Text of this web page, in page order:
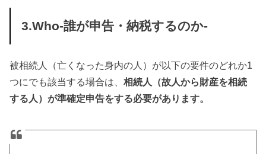
3.Who-誰が申告・納税するのか-
被相続人（亡くなった身内の人）が以下の要件のどれか1
つにでも該当する場合は、相続人（故人から財産を相続
する人）が準確定申告をする必要があります。